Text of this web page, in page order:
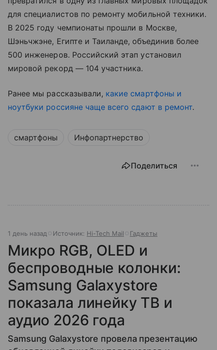
для специалистов по ремонту мобильной техники.
В 2025 году чемпионаты прошли в Москве,
Шэньчжэне, Египте и Таиланде, объединив более
500 инженеров. Российский этап установил
мировой рекорд — 104 участника.
Ранее мы рассказывали, какие смартфоны и
ноутбуки россияне чаще всего сдают в ремонт.
смартфоны Инфопартнерство
Поделиться
1 день назад Источник: Hi-Tech Mail Гаджеты
Микро RGB, OLED и
беспроводные колонки:
Samsung Galaxystore
показала линейку ТВ и
аудио 2026 года
Samsung Galaxystore провела презентацию